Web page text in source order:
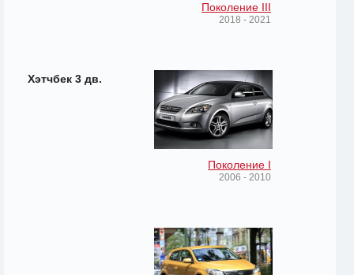
Поколение III
2018 - 2021
Хэтчбек 3 дв.
Поколение I
2006 - 2010